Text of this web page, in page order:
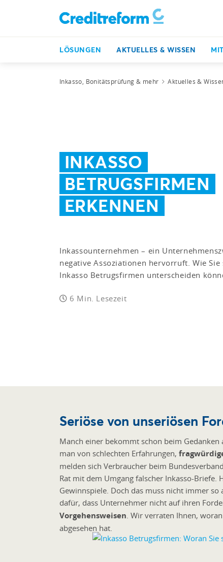
LÖSUNGEN AKTUELLES & WISSEN
Inkasso, Bonitätsprüfung & mehr Aktuelles &
INKASSO
BETRUGSFIRMEN
ERKENNEN
Inkassounternehmen – ein
negative Assoziationen hervorruft. Wie
Inkasso Betrugsfirmen unterscheiden
6 Min. Lesezeit
Seriöse von unseriösen
Manch einer bekommt schon beim
man von schlechten Erfahrungen,
melden sich Verbraucher beim
Rat mit dem Umgang falscher Inkasso-Briefe.
Gewinnspiele. Doch das muss nicht immer
dafür, dass Unternehmer nicht auf ihren
Vorgehensweisen. Wir verraten Ihnen,
abgesehen hat.